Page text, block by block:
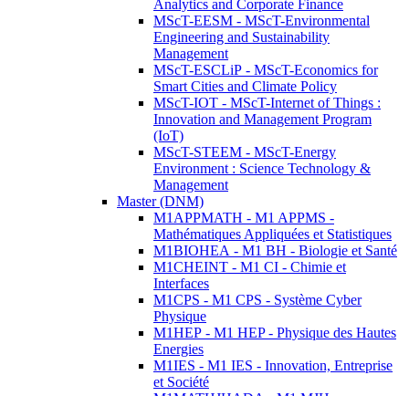
Analytics and Corporate Finance
MScT-EESM - MScT-Environmental
Engineering and Sustainability
Management
MScT-ESCLiP - MScT-Economics for
Smart Cities and Climate Policy
MScT-IOT - MScT-Internet of Things :
Innovation and Management Program
(IoT)
MScT-STEEM - MScT-Energy
Environment : Science Technology &
Management
Master (DNM)
M1APPMATH - M1 APPMS -
Mathématiques Appliquées et Statistiques
M1BIOHEA - M1 BH - Biologie et Santé
M1CHEINT - M1 CI - Chimie et
Interfaces
M1CPS - M1 CPS - Système Cyber
Physique
M1HEP - M1 HEP - Physique des Hautes
Energies
M1IES - M1 IES - Innovation, Entreprise
et Société